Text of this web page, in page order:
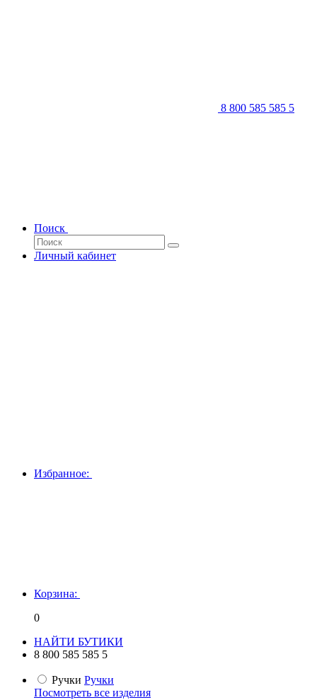
8 800 585 585 5
Поиск
Личный кабинет
Избранное:
Корзина:
0
НАЙТИ БУТИКИ
8 800 585 585 5
Ручки Ручки
Посмотреть все изделия